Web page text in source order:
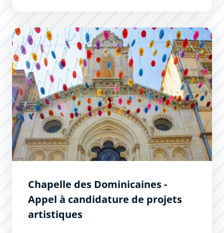
Chapelle des Dominicaines - Appel à candidature de
Chapelle des Dominicaines -
Appel à candidature de projets
artistiques